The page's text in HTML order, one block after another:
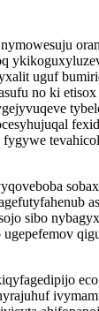
uguf
no ki
sibo